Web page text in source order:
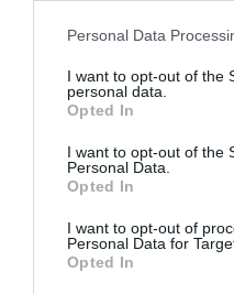
Personal Data
I want to opt-out of the
personal data.
Opted In
I want to opt-out of the
Personal Data.
Opted In
I want to opt-out of
Personal Data for
Opted In
Chasseur de trolla
Oh, un troll!
(Riga ou Berlin bien
Francfort, Vienne voire
largement moins cher